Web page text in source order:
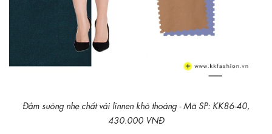
Đầm suông nhẹ chất vải linnen khô thoáng - Mã SP: KK86-40,
430.000 VNĐ